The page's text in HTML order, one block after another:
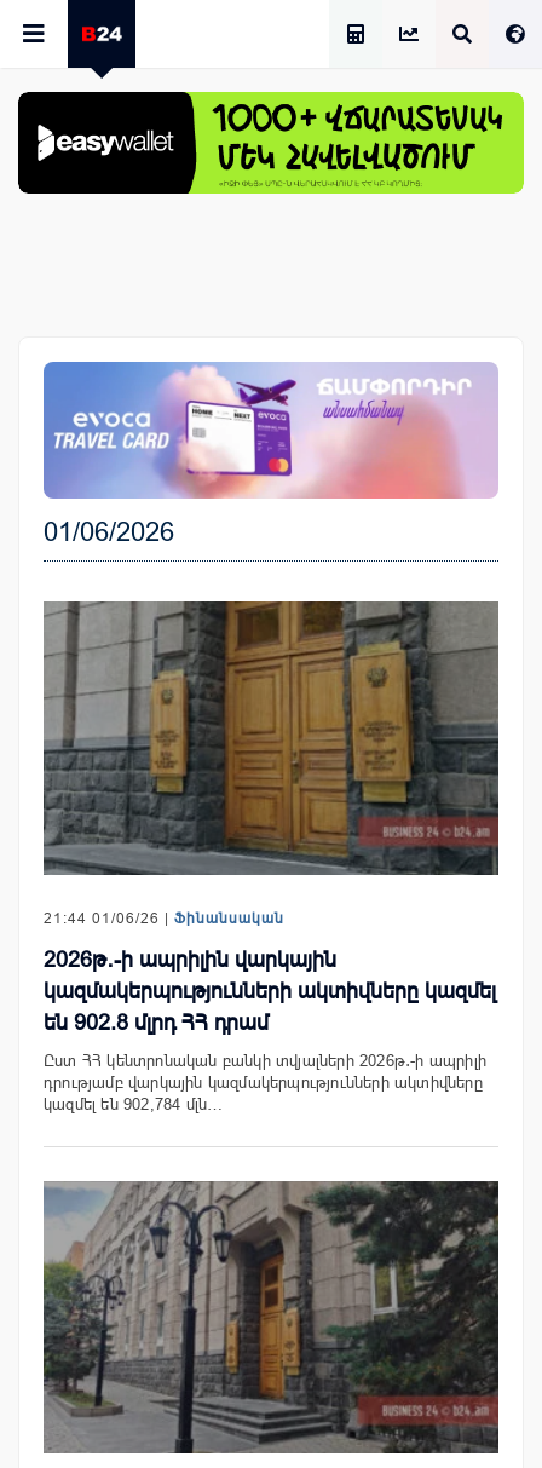
01/06/2026
21:44 01/06/26 | Ֆինանսական
2026թ․-ի ապրիլին վարկային
կազմակերպությունների ակտիվները կազմել
են 902.8 մլրդ ՀՀ դրամ
Ըստ ՀՀ կենտրոնական բանկի տվյալների 2026թ․-ի ապրիլի
դրությամբ վարկային կազմակերպությունների ակտիվները
կազմել են 902,784 մլն…